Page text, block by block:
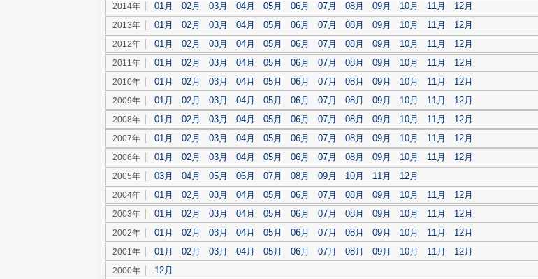
2014年 01月 02月 03月 04月 05月 06月 07月 08月 09月 10月 11月 12月
2013年 01月 02月 03月 04月 05月 06月 07月 08月 09月 10月 11月 12月
2012年 01月 02月 03月 04月 05月 06月 07月 08月 09月 10月 11月 12月
2011年 01月 02月 03月 04月 05月 06月 07月 08月 09月 10月 11月 12月
2010年 01月 02月 03月 04月 05月 06月 07月 08月 09月 10月 11月 12月
2009年 01月 02月 03月 04月 05月 06月 07月 08月 09月 10月 11月 12月
2008年 01月 02月 03月 04月 05月 06月 07月 08月 09月 10月 11月 12月
2007年 01月 02月 03月 04月 05月 06月 07月 08月 09月 10月 11月 12月
2006年 01月 02月 03月 04月 05月 06月 07月 08月 09月 10月 11月 12月
2005年 03月 04月 05月 06月 07月 08月 09月 10月 11月 12月
2004年 01月 02月 03月 04月 05月 06月 07月 08月 09月 10月 11月 12月
2003年 01月 02月 03月 04月 05月 06月 07月 08月 09月 10月 11月 12月
2002年 01月 02月 03月 04月 05月 06月 07月 08月 09月 10月 11月 12月
2001年 01月 02月 03月 04月 05月 06月 07月 08月 09月 10月 11月 12月
2000年 12月